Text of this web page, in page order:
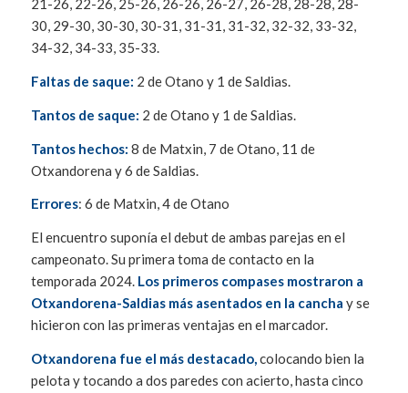
21-26, 22-26, 25-26, 26-26, 26-27, 26-28, 28-28, 28-
30, 29-30, 30-30, 30-31, 31-31, 31-32, 32-32, 33-32,
34-32, 34-33, 35-33.
Faltas de saque: 2 de Otano y 1 de Saldias.
Tantos de saque: 2 de Otano y 1 de Saldias.
Tantos hechos: 8 de Matxin, 7 de Otano, 11 de
Otxandorena y 6 de Saldias.
Errores: 6 de Matxin, 4 de Otano
El encuentro suponía el debut de ambas parejas en el
campeonato. Su primera toma de contacto en la
temporada 2024. Los primeros compases mostraron a
Otxandorena-Saldias más asentados en la cancha y se
hicieron con las primeras ventajas en el marcador.
Otxandorena fue el más destacado,colocando bien la
pelota y tocando a dos paredes con acierto, hasta cinco